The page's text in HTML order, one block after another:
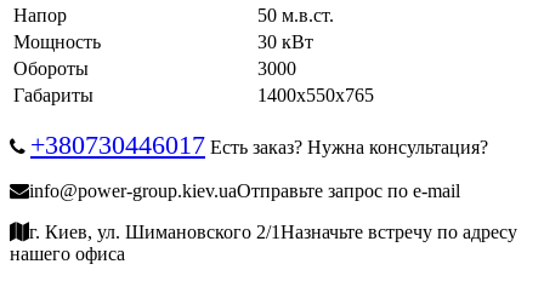
Напор
50 м.в.ст.
Мощность
30 кВт
Обороты
3000
Габариты
1400х550х765
+380730446017 Есть заказ? Нужна консультация?
info@power-group.kiev.uaОтправьте запрос по e-mail
г. Киев, ул. Шимановского 2/1Назначьте встречу по адресу
нашего офиса